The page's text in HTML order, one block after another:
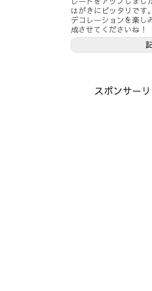
はがきにピッタリです
デコレーションを楽し
成させてくださいね！
スポンサー